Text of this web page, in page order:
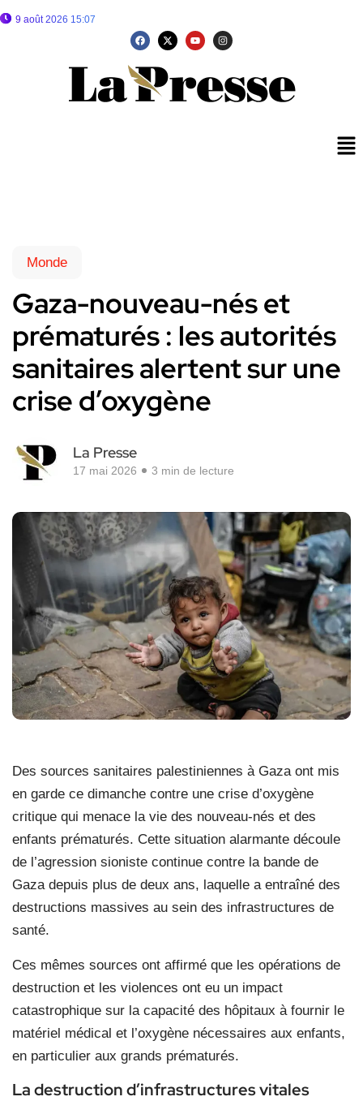
9 août 2026 15:07
Monde
Gaza-nouveau-nés et
prématurés : les autorités
sanitaires alertent sur une
crise d’oxygène
La Presse
17 mai 2026 3 min de lecture
Des sources sanitaires palestiniennes à Gaza ont mis
en garde ce dimanche contre une crise d’oxygène
critique qui menace la vie des nouveau-nés et des
enfants prématurés. Cette situation alarmante découle
de l’agression sioniste continue contre la bande de
Gaza depuis plus de deux ans, laquelle a entraîné des
destructions massives au sein des infrastructures de
santé.
Ces mêmes sources ont affirmé que les opérations de
destruction et les violences ont eu un impact
catastrophique sur la capacité des hôpitaux à fournir le
matériel médical et l’oxygène nécessaires aux enfants,
en particulier aux grands prématurés.
La destruction d’infrastructures vitales